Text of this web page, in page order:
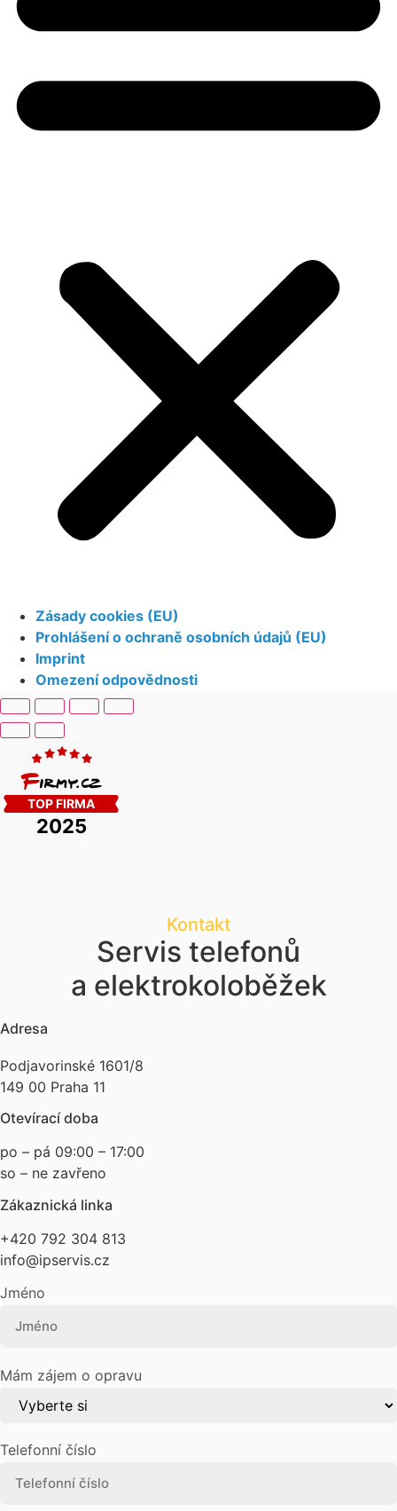
Zásady cookies (EU)
Prohlášení o ochraně osobních údajů (EU)
Imprint
Omezení odpovědnosti
Kontakt
Servis telefonů
a elektrokoloběžek
Adresa
Podjavorinské 1601/8
149 00 Praha 11
Otevírací doba
po – pá 09:00 – 17:00
so – ne zavřeno
Zákaznická linka
+420 792 304 813
info@ipservis.cz
Jméno
Mám zájem o opravu
Telefonní číslo